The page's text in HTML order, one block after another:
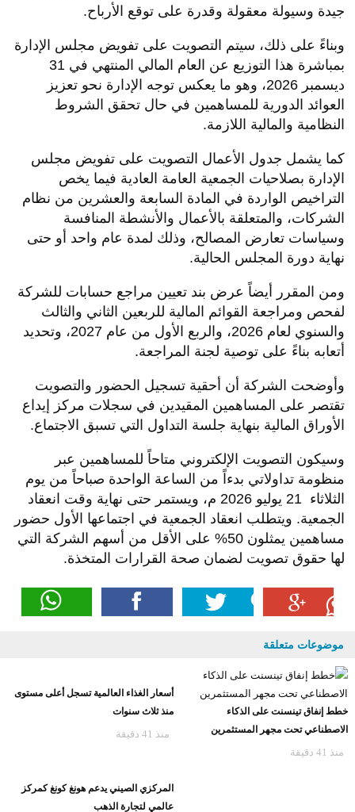
جيدة وسيولة معقولة وقدرة على توقع الأرباح.
وبناءً على ذلك، سيتم التصويت على تفويض مجلس الإدارة
بمباشرة هذا التوزيع عن العام المالي المنتهي في 31
ديسمبر 2026، وهو ما يعكس توجه الإدارة نحو تعزيز
العوائد الدورية للمساهمين في حال تحقق الشروط
النظامية والمالية اللازمة.
كما يشمل جدول الأعمال التصويت على تفويض مجلس
الإدارة بصلاحيات الجمعية العامة العادية فيما يخص
التراخيص الواردة في المادة السابعة والعشرين من نظام
الشركات، والمتعلقة بالأعمال والأنشطة المنافسة
وسياسات تعارض المصالح، وذلك لمدة عام واحد أو حتى
نهاية دورة المجلس الحالية.
ومن المقرر أيضاً عرض بند تعيين مراجع حسابات للشركة
لفحص ومراجعة القوائم المالية للربعين الثاني والثالث
والسنوي لعام 2026، والربع الأول من عام 2027، وتحديد
أتعابه بناءً على توصية لجنة المراجعة.
وأوضحت الشركة أن أحقية تسجيل الحضور والتصويت
تقتصر على المساهمين المقيدين في سجلات مركز إيداع
الأوراق المالية بنهاية جلسة التداول التي تسبق الاجتماع.
وسيكون التصويت الإلكتروني متاحاً للمساهمين عبر
منظومة تداولاتي بدءاً من الساعة الواحدة صباحاً من يوم
الثلاثاء 21 يوليو 2026 م، ويستمر حتى نهاية وقت انعقاد
الجمعية. ويتطلب انعقاد الجمعية في اجتماعها الأول حضور
مساهمين يمثلون 50% على الأقل من أسهم الشركة التي
لها حقوق تصويت لضمان صحة القرارات المتخذة.
موضوعات متعلقة
خطط إنفاق تينسنت على الذكاء
الاصطناعي تحت مجهر المستثمرين
منذ 41 دقيقة
أسعار الغذاء العالمية تسجل أعلى مستوى
منذ ثلاث سنوات
منذ 41 دقيقة
المركزي الصيني يدعم هونغ كونغ كمركز
عالمي لتجارة الذهب